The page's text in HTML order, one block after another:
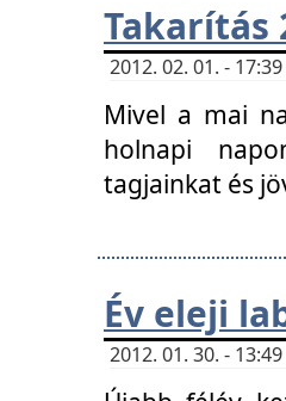
Takarítás
2012. 02. 01. -
Mivel a mai
holnapi
tagjainkat és
Év eleji
2012. 01. 30. -